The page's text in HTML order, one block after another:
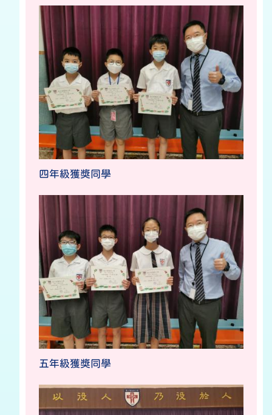
四年級獲獎同學
五年級獲獎同學